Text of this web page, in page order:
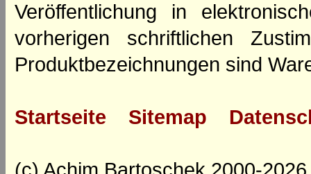
Veröffentlichung in
vorherigen schriftlichen
Produktbezeichnungen sind
Startseite Sitemap